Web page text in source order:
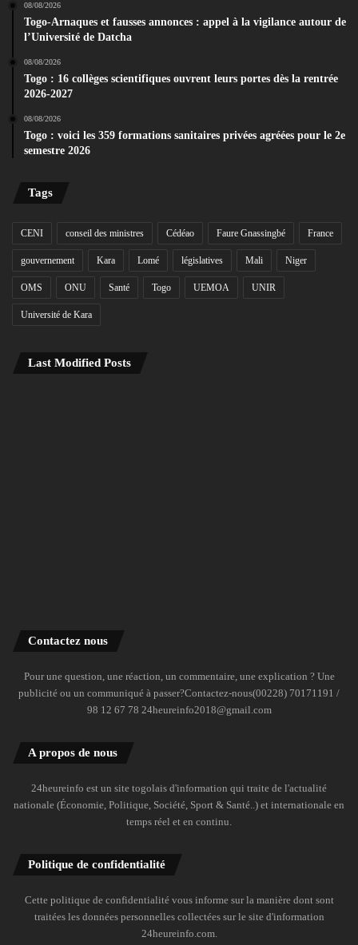
08/08/2026
Togo-Arnaques et fausses annonces : appel à la vigilance autour de
l’Université de Datcha
08/08/2026
Togo : 16 collèges scientifiques ouvrent leurs portes dès la rentrée
2026-2027
08/08/2026
Togo : voici les 359 formations sanitaires privées agréées pour le 2e
semestre 2026
Tags
CENI conseil des ministres Cédéao Faure Gnassingbé France
gouvernement Kara Lomé législatives Mali Niger
OMS ONU Santé Togo UEMOA UNIR
Université de Kara
Last Modified Posts
Contactez nous
Pour une question, une réaction, un commentaire, une explication ? Une
publicité ou un communiqué à passer?Contactez-nous(00228) 70171191 /
98 12 67 78 24heureinfo2018@gmail.com
A propos de nous
24heureinfo est un site togolais d'information qui traite de l'actualité
nationale (Économie, Politique, Société, Sport & Santé..) et internationale en
temps réel et en continu.
Politique de confidentialité
Cette politique de confidentialité vous informe sur la manière dont sont
traitées les données personnelles collectées sur le site d'information
24heureinfo.com.